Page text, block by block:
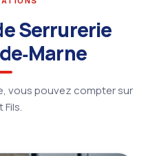
Serrurerie
vous pouvez compter sur
Fils.